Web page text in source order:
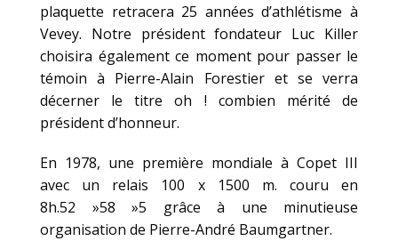
plaquette retracera 25 années d’athlétisme à
Vevey. Notre président fondateur Luc Killer
choisira également ce moment pour passer le
témoin à Pierre-Alain Forestier et se verra
décerner le titre oh ! combien mérité de
président d’honneur.
En 1978, une première mondiale à Copet III
avec un relais 100 x 1500 m. couru en
8h.52 »58 »5 grâce à une minutieuse
organisation de Pierre-André Baumgartner.